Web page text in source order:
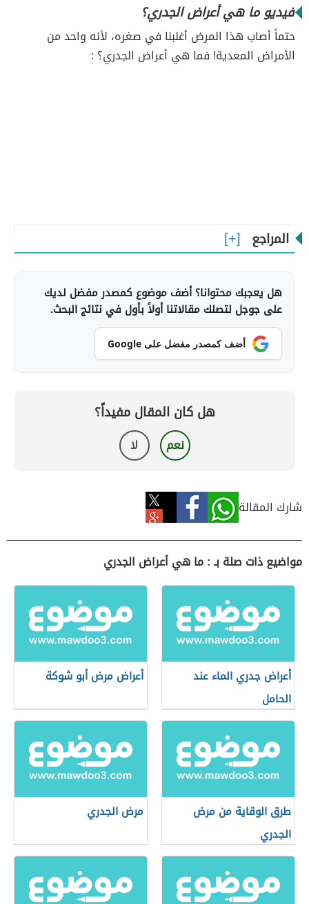
فيديو ما هي أعراض الجدري؟
حتماً أصاب هذا المرض أغلبنا في صغره، لأنه واحد من
الأمراض المعدية! فما هي أعراض الجدري؟ :
المراجع
هل يعجبك محتوانا؟ أضف موضوع كمصدر مفضل لديك
على جوجل لتصلك مقالاتنا أولاً بأول في نتائج البحث.
أضف كمصدر مفضل على Google
هل كان المقال مفيداً؟
نعم لا
شارك المقالة
مواضيع ذات صلة بـ : ما هي أعراض الجدري
أعراض جدري الماء عند
الحامل
أعراض مرض أبو شوكة
طرق الوقاية من مرض
الجدري
مرض الجدري